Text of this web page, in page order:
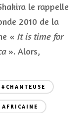
le rappelle
2010 de la
« It is time for
». Alors,
#CHANTEUSE